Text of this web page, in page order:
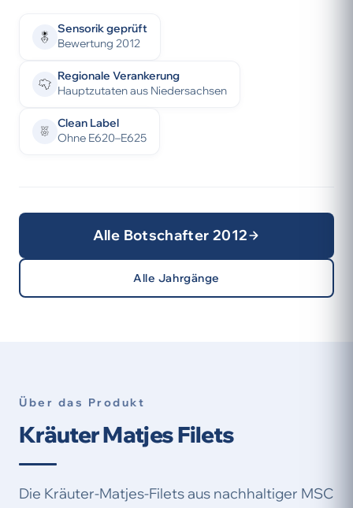
Sensorik geprüft
Bewertung 2012
Regionale Verankerung
Hauptzutaten aus Niedersachsen
Clean Label
Ohne E620–E625
Alle Botschafter 2012
Alle Jahrgänge
Über das Produkt
Kräuter Matjes Filets
Die Kräuter-Matjes-Filets aus nachhaltiger MSC